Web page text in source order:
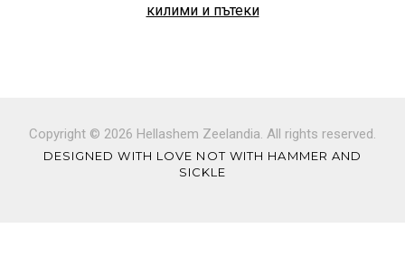
килими и пътеки
Copyright © 2026 Hellashem Zeelandia. All rights reserved.
DESIGNED WITH LOVE NOT WITH HAMMER AND
SICKLE